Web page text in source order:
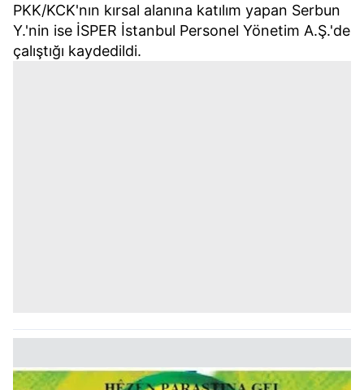
PKK/KCK'nın kırsal alanına katılım yapan Serbun
Y.'nin ise İSPER İstanbul Personel Yönetim A.Ş.'de
çalıştığı kaydedildi.